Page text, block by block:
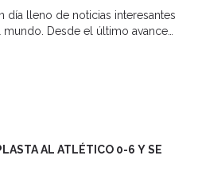
día lleno de noticias interesantes
Desde el último avance
¿Y qué me dicen del último
nos hace replantearnos toda
por último, pero no menos
que nos aseguran unos
día para estar vivos, amigos!
AL ATLÉTICO 0-6 Y SE